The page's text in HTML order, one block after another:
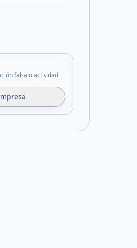
falsa o actividad